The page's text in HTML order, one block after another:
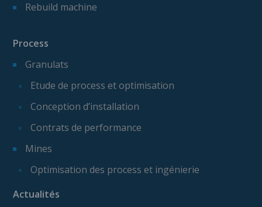
Rebuild machine
Process
Granulats
Etude de process et optimisation
Conception d’installation
Contrats de performance
Mines
Optimisation des process et ingénierie
Actualités